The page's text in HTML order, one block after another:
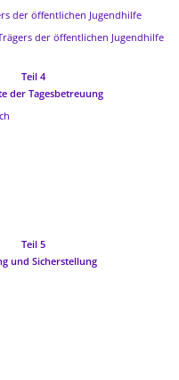
der öffentlichen Jugendhilfe
der öffentlichen Jugendhilfe
Teil 4
der Tagesbetreuung
Teil 5
und Sicherstellung